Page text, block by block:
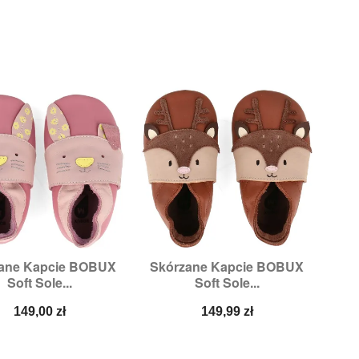
Kapcie BOBUX
Soft Sole...
Cena
149,00 zł
Szybki podgląd
Rozmiary:M
Skórzane Kapcie BOBUX
Soft Sole...
Cena
149,99 zł
Szybki podgląd
Rozmiary:3XL,